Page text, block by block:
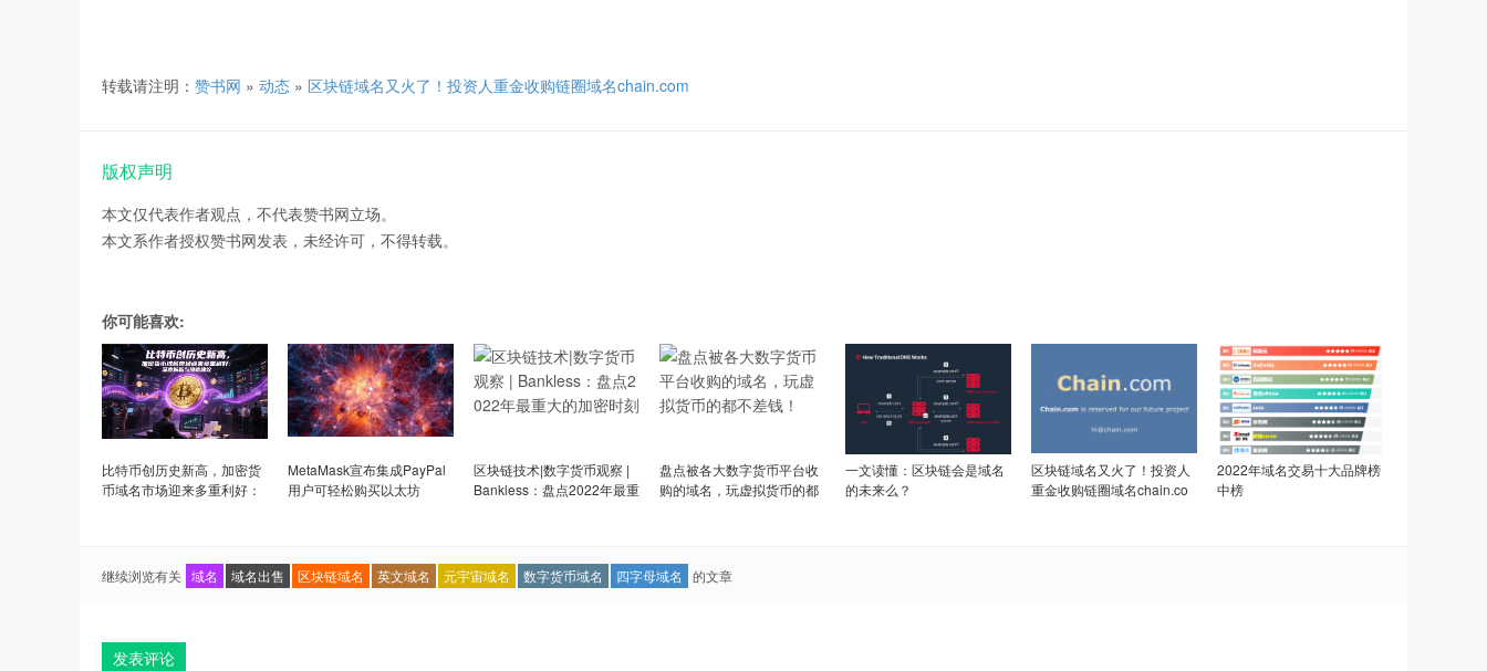
转载请注明： 赞书网 » 动态 » 区块链域名又火了！投资人重金收购链圈域名chain.com
版权声明
本文仅代表作者观点，不代表赞书网立场。
本文系作者授权赞书网发表，未经许可，不得转载。
你可能喜欢:
比特币创历史新高，加密货
币域名市场迎来多重利好：
MetaMask宣布集成PayPal
用户可轻松购买以太坊
区块链技术|数字货币观察 |
Bankless：盘点2022年最重
盘点被各大数字货币平台收
购的域名，玩虚拟货币的都
一文读懂：区块链会是域名
的未来么？
区块链域名又火了！投资人
重金收购链圈域名chain.co
2022年域名交易十大品牌榜
中榜
继续浏览有关 域名 域名出售 区块链域名 英文域名 元宇宙域名 数字货币域名 四字母域名 的文章
发表评论